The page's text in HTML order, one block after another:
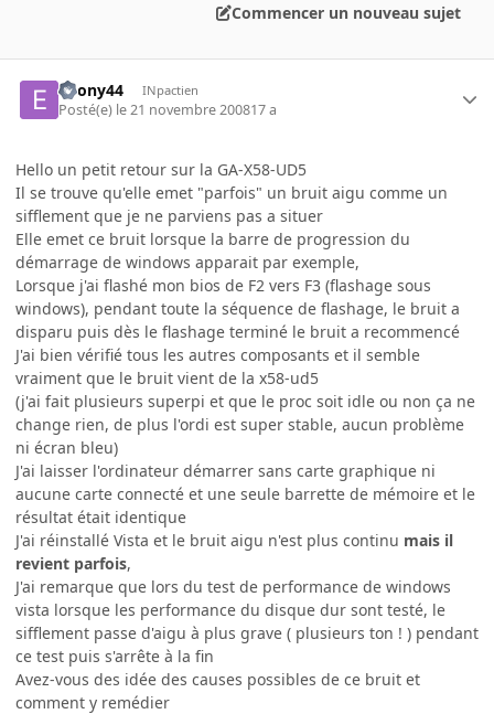
Commencer un nouveau sujet
edony44 INpactien
Posté(e) le 21 novembre 200817 a
Hello un petit retour sur la GA-X58-UD5
Il se trouve qu'elle emet "parfois" un bruit aigu comme un
sifflement que je ne parviens pas a situer
Elle emet ce bruit lorsque la barre de progression du
démarrage de windows apparait par exemple,
Lorsque j'ai flashé mon bios de F2 vers F3 (flashage sous
windows), pendant toute la séquence de flashage, le bruit a
disparu puis dès le flashage terminé le bruit a recommencé
J'ai bien vérifié tous les autres composants et il semble
vraiment que le bruit vient de la x58-ud5
(j'ai fait plusieurs superpi et que le proc soit idle ou non ça ne
change rien, de plus l'ordi est super stable, aucun problème
ni écran bleu)
J'ai laisser l'ordinateur démarrer sans carte graphique ni
aucune carte connecté et une seule barrette de mémoire et le
résultat était identique
J'ai réinstallé Vista et le bruit aigu n'est plus continu mais il
revient parfois,
J'ai remarque que lors du test de performance de windows
vista lorsque les performance du disque dur sont testé, le
sifflement passe d'aigu à plus grave ( plusieurs ton ! ) pendant
ce test puis s'arrête à la fin
Avez-vous des idée des causes possibles de ce bruit et
comment y remédier